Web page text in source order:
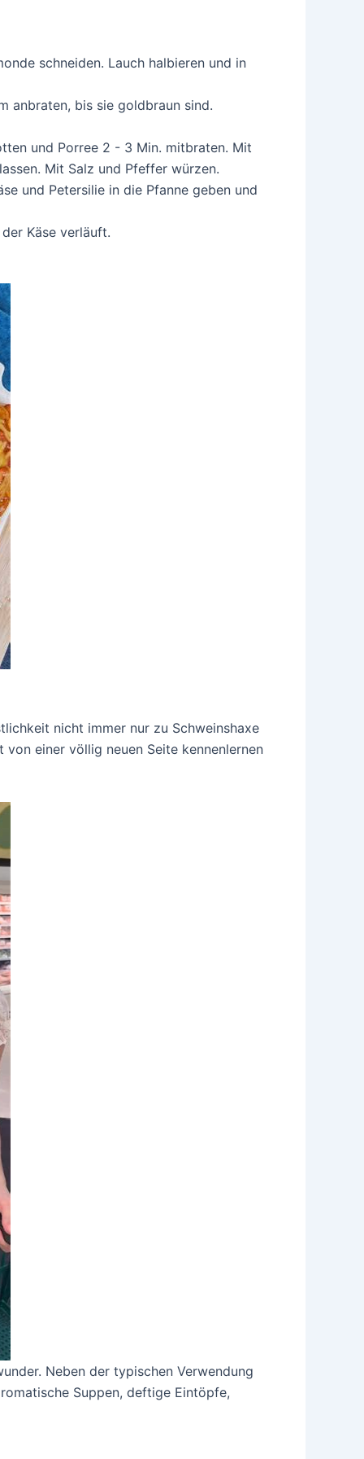
schneiden. Lauch halbieren und in
anbraten, bis sie goldbraun sind.
und Porree 2 - 3 Min. mitbraten. Mit
Mit Salz und Pfeffer würzen.
und Petersilie in die Pfanne geben und
Käse verläuft.
nicht immer nur zu Schweinshaxe
einer völlig neuen Seite kennenlernen
Neben der typischen Verwendung
Suppen, deftige Eintöpfe,